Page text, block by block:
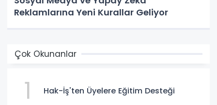
Reklamlarına Yeni Kurallar Geliyor
Çok Okunanlar
1 Hak-İş'ten Üyelere Eğitim Desteği